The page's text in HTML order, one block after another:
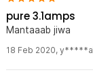
pure 3.1amps
Mantaaab jiwa
18 Feb 2020, y*****a